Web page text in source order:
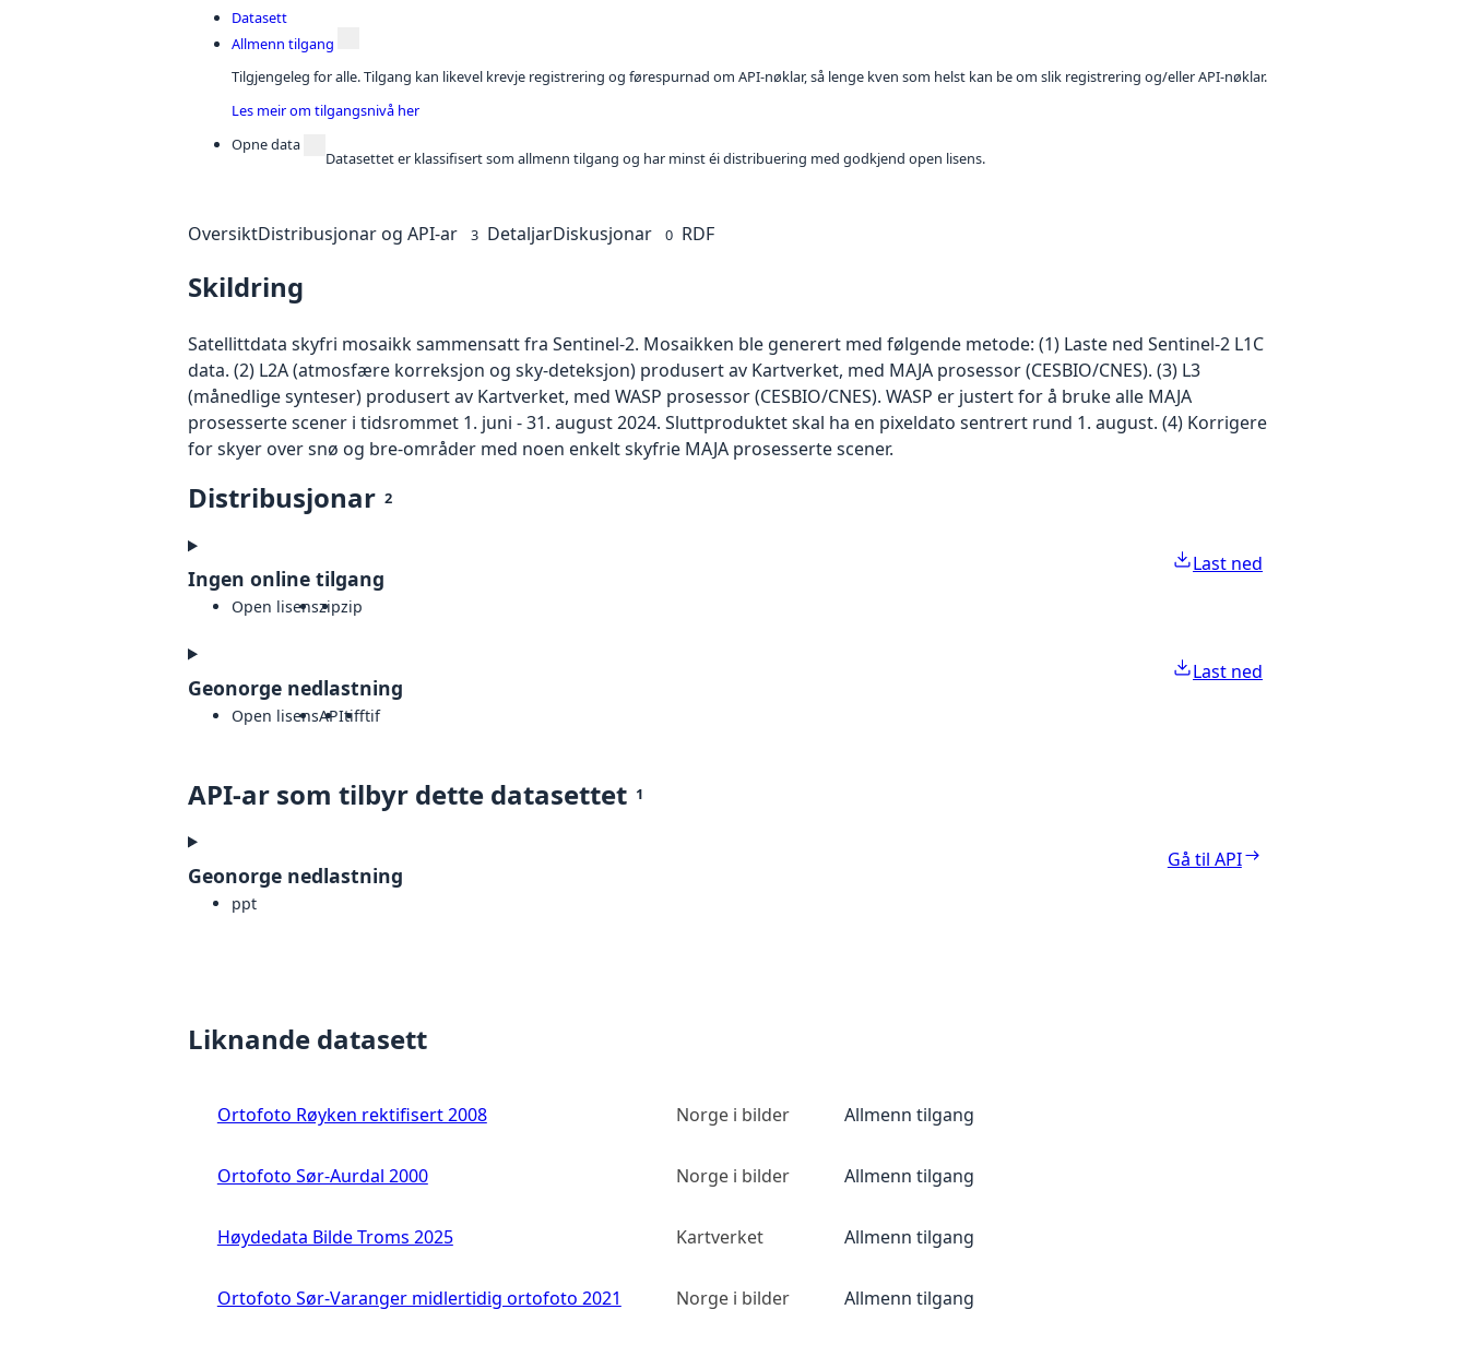
Datasett
Allmenn tilgang
Tilgjengeleg for alle. Tilgang kan likevel krevje registrering og førespurnad om API-nøklar, så lenge kven som helst kan be om slik registrering og/eller API-nøklar.
Les meir om tilgangsnivå her
Opne data
Datasettet er klassifisert som allmenn tilgang og har minst éi distribuering med godkjend open lisens.
OversiktDistribusjonar og API-ar 3 DetaljarDiskusjonar 0 RDF
Skildring
Satellittdata skyfri mosaikk sammensatt fra Sentinel-2. Mosaikken ble generert med følgende metode: (1) Laste ned Sentinel-2 L1C
data. (2) L2A (atmosfære korreksjon og sky-deteksjon) produsert av Kartverket, med MAJA prosessor (CESBIO/CNES). (3) L3
(månedlige synteser) produsert av Kartverket, med WASP prosessor (CESBIO/CNES). WASP er justert for å bruke alle MAJA
prosesserte scener i tidsrommet 1. juni - 31. august 2024. Sluttproduktet skal ha en pixeldato sentrert rund 1. august. (4) Korrigere
for skyer over snø og bre-områder med noen enkelt skyfrie MAJA prosesserte scener.
Distribusjonar 2
Ingen online tilgang
Open lisenszipzip
Last ned
Geonorge nedlastning
Open lisensAPItifftif
Last ned
API-ar som tilbyr dette datasettet 1
Geonorge nedlastning
ppt
Gå til API
Liknande datasett
Ortofoto Røyken rektifisert 2008 Norge i bilder Allmenn tilgang
Ortofoto Sør-Aurdal 2000 Norge i bilder Allmenn tilgang
Høydedata Bilde Troms 2025 Kartverket Allmenn tilgang
Ortofoto Sør-Varanger midlertidig ortofoto 2021 Norge i bilder Allmenn tilgang